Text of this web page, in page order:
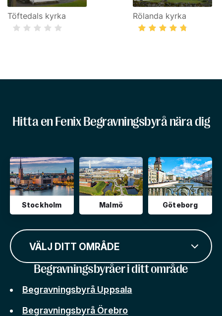
Töftedals kyrka Rölanda kyrka
Hitta en Fenix Begravningsbyrå nära dig
Stockholm Malmö Göteborg
VÄLJ DITT OMRÅDE
Begravningsbyråer i ditt område
Begravningsbyrå Uppsala
Begravningsbyrå Örebro